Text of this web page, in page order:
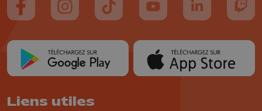
Suivez-nous sur FaceBook
Suivez-nous sur Instagram
Suivez-nous sur TikTok
Suivez-nous sur YouTube
Suivez-nous
Liens utiles